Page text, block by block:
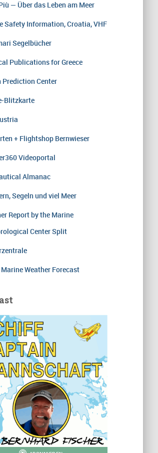
— Über das Leben am Meer
Safety Information, Croatia, VHF
Segelbücher
Publications for Greece
Prediction Center
Blitzkarte
+ Flightshop Bernwieser
Videoportal
Almanac
Segeln und viel Meer
Report by the Marine
Center Split
Weather Forecast